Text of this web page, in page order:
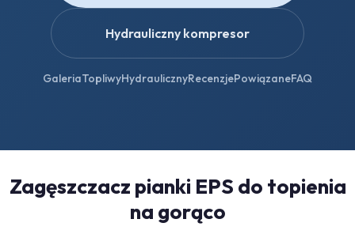
Hydrauliczny kompresor
GaleriaTopliwyHydraulicznyRecenzjePowiązaneFAQ
Zagęszczacz pianki EPS do topienia
na gorąco